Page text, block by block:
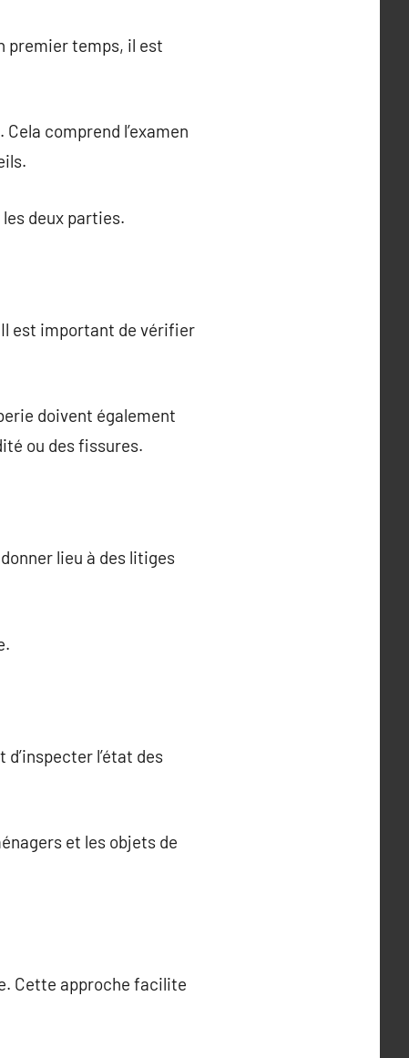
premier temps, il est
comprend l’examen
deux parties.
est important de vérifier
doivent également
ou des fissures.
lieu à des litiges
l’état des
et les objets de
Cette approche facilite